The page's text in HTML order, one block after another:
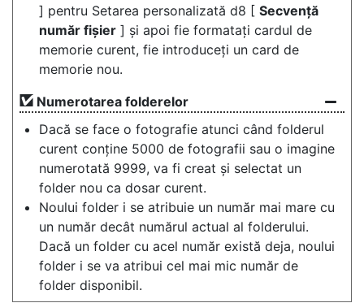
] pentru Setarea personalizată d8 [ Secvență
număr fișier ] și apoi fie formatați cardul de
memorie curent, fie introduceți un card de
memorie nou.
Numerotarea folderelor
Dacă se face o fotografie atunci când folderul
curent conține 5000 de fotografii sau o imagine
numerotată 9999, va fi creat și selectat un
folder nou ca dosar curent.
Noului folder i se atribuie un număr mai mare cu
un număr decât numărul actual al folderului.
Dacă un folder cu acel număr există deja, noului
folder i se va atribui cel mai mic număr de
folder disponibil.